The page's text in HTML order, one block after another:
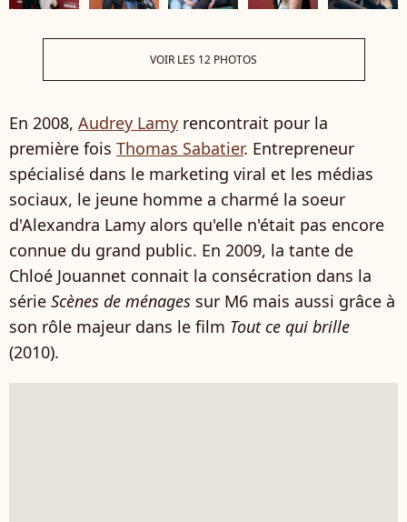
VOIR LES 12 PHOTOS
En 2008, Audrey Lamy rencontrait pour la
première fois Thomas Sabatier. Entrepreneur
spécialisé dans le marketing viral et les médias
sociaux, le jeune homme a charmé la soeur
d'Alexandra Lamy alors qu'elle n'était pas encore
connue du grand public. En 2009, la tante de
Chloé Jouannet connait la consécration dans la
série Scènes de ménages sur M6 mais aussi grâce à
son rôle majeur dans le film Tout ce qui brille
(2010).